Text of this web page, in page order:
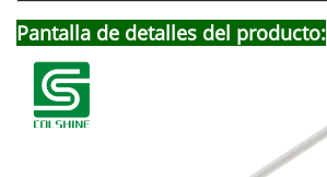
Pantalla de detalles del producto: